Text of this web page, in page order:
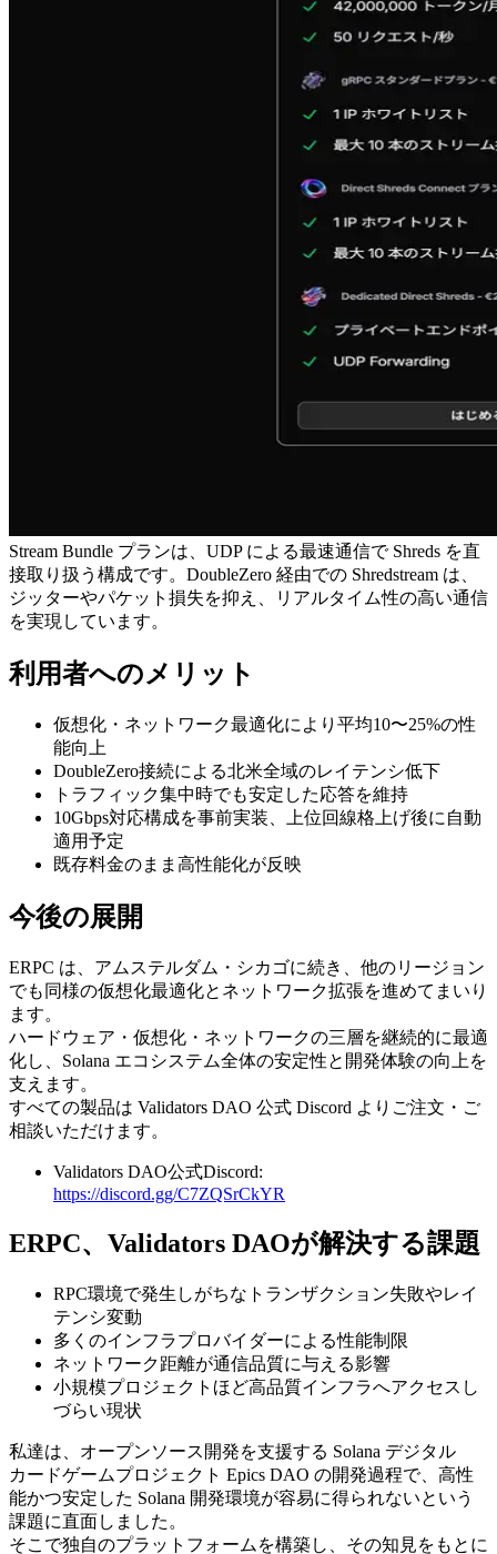
Stream Bundle プランは、UDP による最速通信で Shreds を直
接取り扱う構成です。DoubleZero 経由での Shredstream は、
ジッターやパケット損失を抑え、リアルタイム性の高い通信
を実現しています。
利用者へのメリット
仮想化・ネットワーク最適化により平均10〜25%の性
能向上
DoubleZero接続による北米全域のレイテンシ低下
トラフィック集中時でも安定した応答を維持
10Gbps対応構成を事前実装、上位回線格上げ後に自動
適用予定
既存料金のまま高性能化が反映
今後の展開
ERPC は、アムステルダム・シカゴに続き、他のリージョン
でも同様の仮想化最適化とネットワーク拡張を進めてまいり
ます。
ハードウェア・仮想化・ネットワークの三層を継続的に最適
化し、Solana エコシステム全体の安定性と開発体験の向上を
支えます。
すべての製品は Validators DAO 公式 Discord よりご注文・ご
相談いただけます。
Validators DAO公式Discord:
https://discord.gg/C7ZQSrCkYR
ERPC、Validators DAOが解決する課題
RPC環境で発生しがちなトランザクション失敗やレイ
テンシ変動
多くのインフラプロバイダーによる性能制限
ネットワーク距離が通信品質に与える影響
小規模プロジェクトほど高品質インフラへアクセスし
づらい現状
私達は、オープンソース開発を支援する Solana デジタル
カードゲームプロジェクト Epics DAO の開発過程で、高性
能かつ安定した Solana 開発環境が容易に得られないという
課題に直面しました。
そこで独自のプラットフォームを構築し、その知見をもとに